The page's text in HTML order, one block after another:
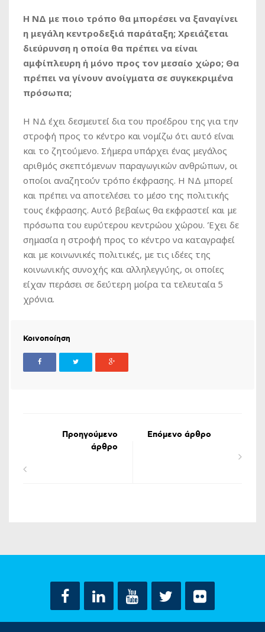
Η ΝΔ με ποιο τρόπο θα μπορέσει να ξαναγίνει
η μεγάλη κεντροδεξιά παράταξη; Χρειάζεται
διεύρυνση η οποία θα πρέπει να είναι
αμφίπλευρη ή μόνο προς τον μεσαίο χώρο; Θα
πρέπει να γίνουν ανοίγματα σε συγκεκριμένα
πρόσωπα;
Η ΝΔ έχει δεσμευτεί δια του προέδρου της για την
στροφή προς το κέντρο και νομίζω ότι αυτό είναι
και το ζητούμενο. Σήμερα υπάρχει ένας μεγάλος
αριθμός σκεπτόμενων παραγωγικών ανθρώπων, οι
οποίοι αναζητούν τρόπο έκφρασης. Η ΝΔ μπορεί
και πρέπει να αποτελέσει το μέσο της πολιτικής
τους έκφρασης. Αυτό βεβαίως θα εκφραστεί και με
πρόσωπα του ευρύτερου κεντρώου χώρου. Έχει δε
σημασία η στροφή προς το κέντρο να καταγραφεί
και με κοινωνικές πολιτικές, με τις ιδέες της
κοινωνικής συνοχής και αλληλεγγύης, οι οποίες
είχαν περάσει σε δεύτερη μοίρα τα τελευταία 5
χρόνια.
Κοινοποίηση
Προηγούμενο
άρθρο
Επόμενο άρθρο